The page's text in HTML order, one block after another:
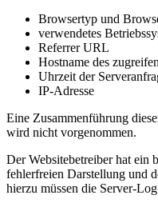
Browsertyp und
verwendetes
Referrer URL
Hostname des
Uhrzeit der
IP-Adresse
Eine Zusammenführung
wird nicht vorgenommen.
Der Websitebetreiber hat ein
fehlerfreien Darstellung und
hierzu müssen die Server-